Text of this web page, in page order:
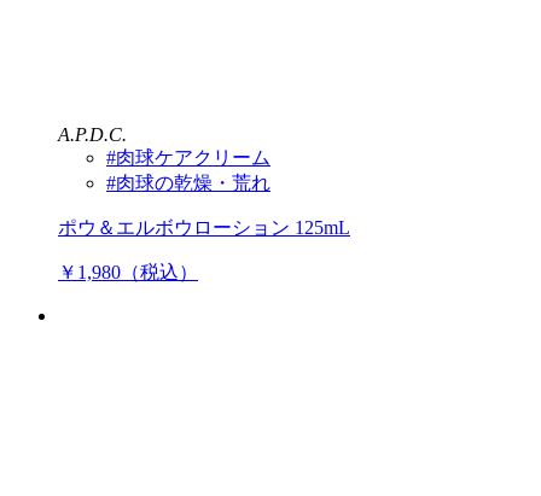
A.P.D.C.
#肉球ケアクリーム
#肉球の乾燥・荒れ
ポウ＆エルボウローション 125mL
￥1,980（税込）